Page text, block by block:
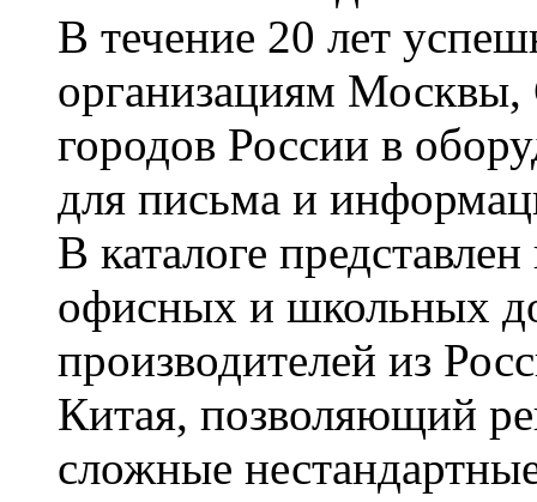
В течение 20 лет
организациям Москвы,
городов России в
для письма и
В каталоге
офисных и школьных
производителей из
Китая, позволяющий
сложные